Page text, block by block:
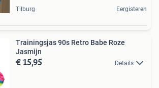
Tilburg Eergisteren
Trainingsjas 90s Retro Babe Roze
Jasmijn
€ 15,95 Details